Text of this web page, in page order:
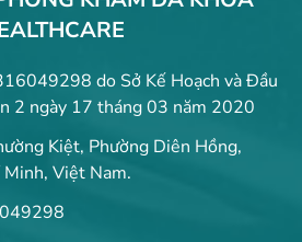
do Sở Kế Hoạch và Đầu
2 ngày 17 tháng 03 năm 2020
Kiệt, Phường Diên Hồng,
Việt Nam.